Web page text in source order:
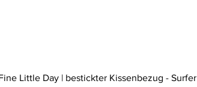
Little Day | bestickter Kissenbezug - Surfer